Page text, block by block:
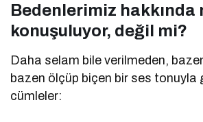
Bedenlerimiz hakkında
konuşuluyor, değil mi?
Daha selam bile verilmeden,
bazen ölçüp biçen bir ses tonuyla
cümleler: